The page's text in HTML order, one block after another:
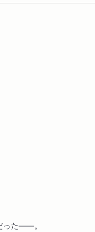
った――。